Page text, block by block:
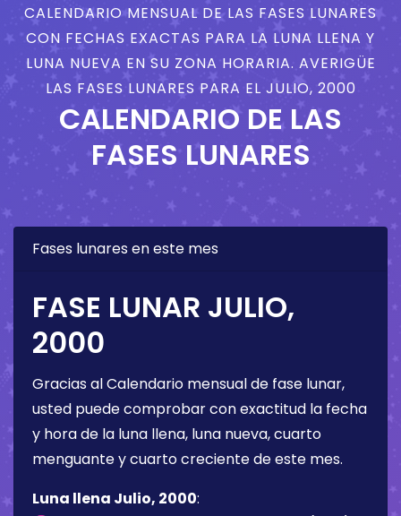
CALENDARIO MENSUAL DE LAS FASES LUNARES
CON FECHAS EXACTAS PARA LA LUNA LLENA Y
LUNA NUEVA EN SU ZONA HORARIA. AVERIGÜE
LAS FASES LUNARES PARA EL JULIO, 2000
CALENDARIO DE LAS
FASES LUNARES
Fases lunares en este mes
FASE LUNAR JULIO,
2000
Gracias al Calendario mensual de fase lunar,
usted puede comprobar con exactitud la fecha
y hora de la luna llena, luna nueva, cuarto
menguante y cuarto creciente de este mes.
Luna llena Julio, 2000: